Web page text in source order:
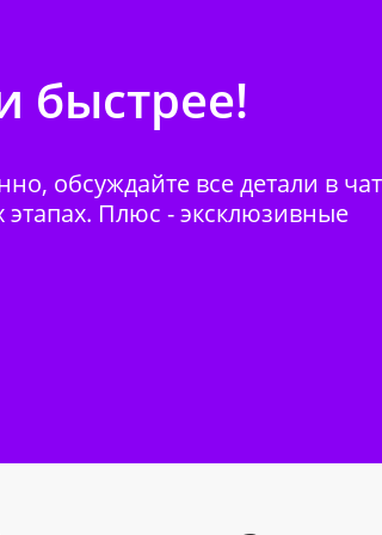
быстрее!
обсуждайте все детали в
этапах. Плюс - эксклюзивные